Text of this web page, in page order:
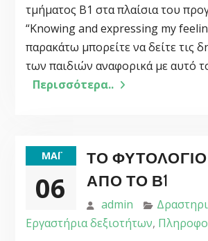
τμήματος Β1 στα πλαίσια του
“Knowing and expressing my
παρακάτω μπορείτε να δείτε τις
των παιδιών αναφορικά με αυτό
Περισσότερα..
ΜΆΙ
06
ΤΟ
ΑΠΌ ΤΟ Β1
admin
Εργαστήρια δεξιοτήτων,